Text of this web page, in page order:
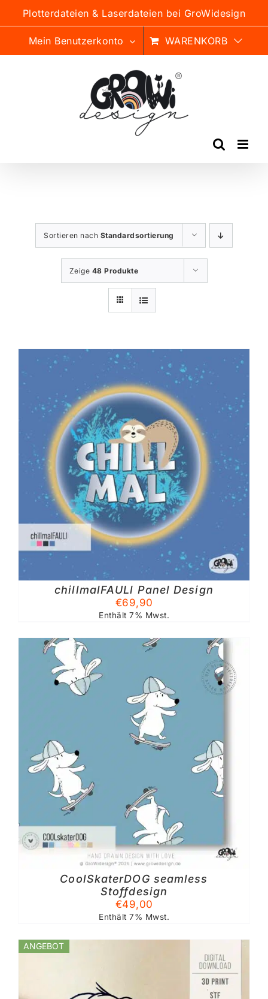
Inhalt
Plotterdateien & Laserdateien bei GroWidesign
Mein Benutzerkonto WARENKORB
Sortieren nach Standardsortierung
Zeige 48 Produkte
chillmalFAULl Panel Design
€69,90
Enthält 7% Mwst.
CoolSkaterDOG seamless
Stoffdesign
€49,00
Enthält 7% Mwst.
ANGEBOT